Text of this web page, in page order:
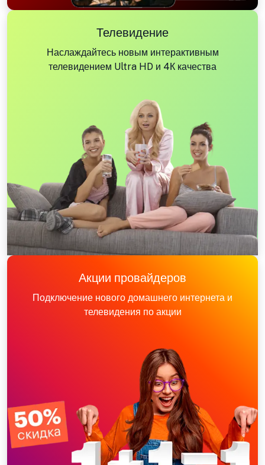
Телевидение
Наслаждайтесь новым интерактивным
телевидением Ultra HD и 4К качества
Акции провайдеров
Подключение нового домашнего интернета и
телевидения по акции